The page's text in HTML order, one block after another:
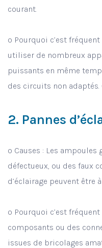
courant.
o Pourquoi c’est
utiliser de nombreux
puissants en même
des circuits non adaptés.
2. Pannes
o Causes : Les
défectueux, ou des faux
d’éclairage peuvent être
o Pourquoi c’est
composants ou des
issues de bricolages